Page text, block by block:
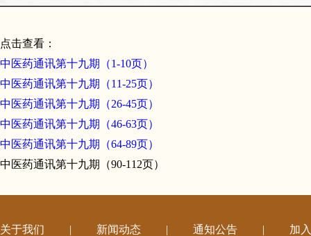
点击查看：
中医药通讯第十九期（1-10页）
中医药通讯第十九期（11-25页）
中医药通讯第十九期（26-45页）
中医药通讯第十九期（46-63页）
中医药通讯第十九期（64-89页）
中医药通讯第十九期（90-112页）
关于我们 | 新闻动态 | 通知公告 | 加